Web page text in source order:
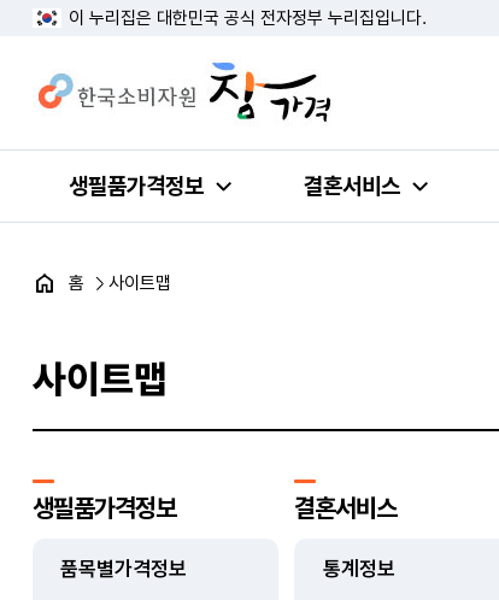
이 누리집은 대한민국 공식 전자정부 누리집입니다.
생필품가격정보 결혼서비스
홈 사이트맵
사이트맵
생필품가격정보
품목별가격정보
결혼서비스
통계정보